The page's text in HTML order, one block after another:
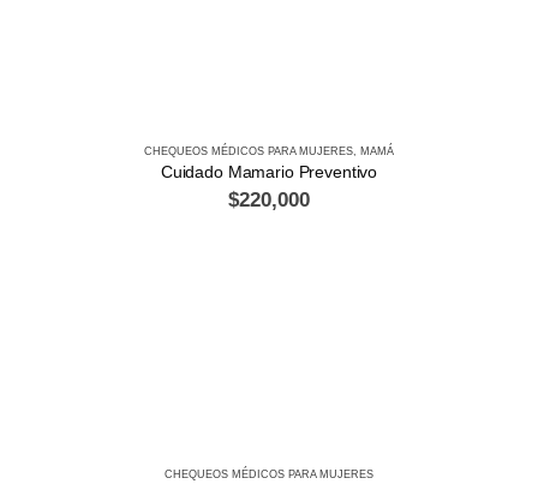
CHEQUEOS MÉDICOS PARA MUJERES, MAMÁ
Cuidado Mamario Preventivo
$220,000
CHEQUEOS MÉDICOS PARA MUJERES